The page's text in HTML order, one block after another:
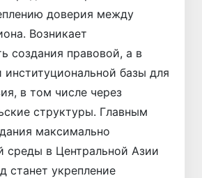
доверия между
Возникает
создания правовой, а в
институциональной базы для
в том числе через
структуры. Главным
максимально
среды в Центральной Азии
станет укрепление